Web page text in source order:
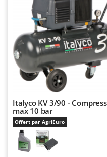
Italyco KV 3/90 -
max 10 bar
Offert par AgriEuro